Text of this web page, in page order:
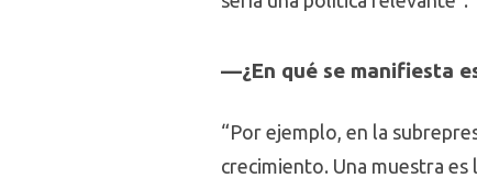
—¿En qué se manifiesta
“Por ejemplo, en la
crecimiento. Una muestra